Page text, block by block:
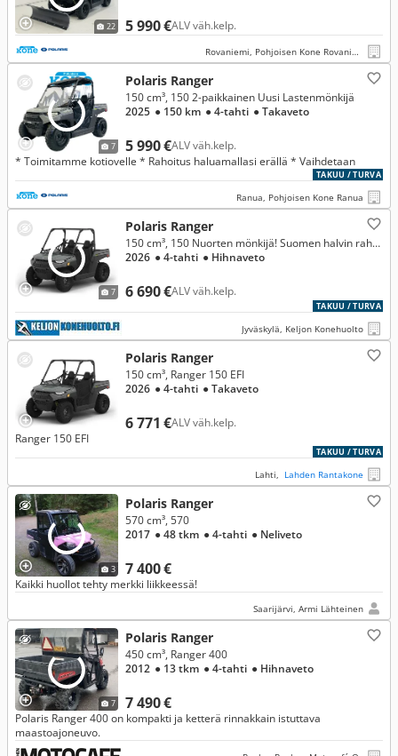
22 5 990 €ALV väh.kelp.
Rovaniemi, Pohjoisen Kone Rovaniemi
7
Polaris Ranger
5 990 €ALV väh.kelp.
150 cm³, 150 2-paikkainen Uusi Lastenmönkijä
2025 ● 150 km ● 4-tahti ● Takaveto
* Toimitamme kotiovelle * Rahoitus haluamallasi erällä * Vaihdetaan
TAKUU / TURVA
Ranua, Pohjoisen Kone Ranua
7
Polaris Ranger
6 690 €ALV väh.kelp.
150 cm³, 150 Nuorten mönkijä! Suomen halvin rahoitus!
2026 ● 4-tahti ● Hihnaveto
TAKUU / TURVA
Jyväskylä, Keljon Konehuolto
Polaris Ranger
6 771 €ALV väh.kelp.
150 cm³, Ranger 150 EFI
2026 ● 4-tahti ● Takaveto
Ranger 150 EFI
TAKUU / TURVA
Lahti, Lahden Rantakone
3
Polaris Ranger
7 400 €
570 cm³, 570
2017 ● 48 tkm ● 4-tahti ● Neliveto
Kaikki huollot tehty merkki liikkeessä!
Saarijärvi, Armi Lähteinen
7
Polaris Ranger
7 490 €
450 cm³, Ranger 400
2012 ● 13 tkm ● 4-tahti ● Hihnaveto
Polaris Ranger 400 on kompakti ja ketterä rinnakkain istuttava
maastoajoneuvo.